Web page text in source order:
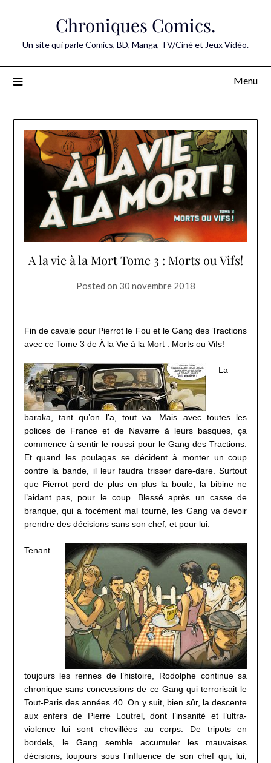
Chroniques Comics.
Un site qui parle Comics, BD, Manga, TV/Ciné et Jeux Vidéo.
Menu
A la vie à la Mort Tome 3 : Morts ou Vifs!
Posted on 30 novembre 2018
Fin de cavale pour Pierrot le Fou et le Gang des Tractions
avec ce Tome 3 de À la Vie à la Mort : Morts ou Vifs!
La
baraka, tant qu’on l’a, tout va. Mais avec toutes les
polices de France et de Navarre à leurs basques, ça
commence à sentir le roussi pour le Gang des Tractions.
Et quand les poulagas se décident à monter un coup
contre la bande, il leur faudra trisser dare-dare. Surtout
que Pierrot perd de plus en plus la boule, la bibine ne
l’aidant pas, pour le coup. Blessé après un casse de
branque, qui a focément mal tourné, les Gang va devoir
prendre des décisions sans son chef, et pour lui.
Tenant
toujours les rennes de l’histoire, Rodolphe continue sa
chronique sans concessions de ce Gang qui terrorisait le
Tout-Paris des années 40. On y suit, bien sûr, la descente
aux enfers de Pierre Loutrel, dont l’insanité et l’ultra-
violence lui sont chevillées au corps. De tripots en
bordels, le Gang semble accumuler les mauvaises
décisions, toujours sous l’influence de son chef qui, lui,